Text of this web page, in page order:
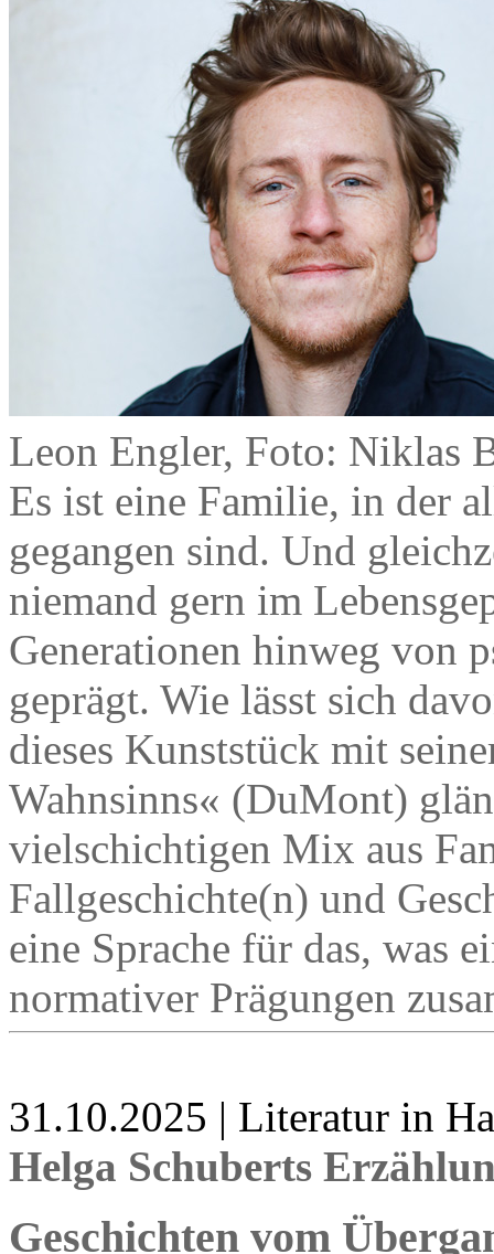
Leon Engler, Foto: Niklas
Es ist eine Familie, in der
gegangen sind. Und
niemand gern im
Generationen hinweg von
geprägt. Wie lässt sich
dieses Kunststück mit
Wahnsinns« (DuMont)
vielschichtigen Mix aus
Fallgeschichte(n) und
eine Sprache für das, was
normativer Prägungen
31.10.2025 | Literatur in
Helga Schuberts
Geschichten vom